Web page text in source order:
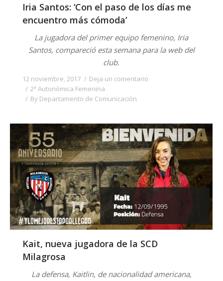
Iria Santos: ‘Con el paso de los días me
encuentro más cómoda’
La jugadora del primer equipo femenino, Iria
Santos, compareció esta semana para la web del
club.
12 noviembre, 2017
Deja un comentario
2ª Autonómica Femenina
By Departamento de Comunicación
Kait, nueva jugadora de la SCD
Milagrosa
La defensa, Kaitlin, de nacionalidad americana,